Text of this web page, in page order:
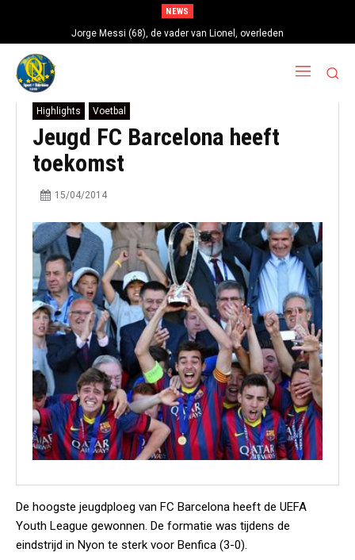
NEWS
Jorge Messi (68), de vader van Lionel, overleden
Highlights Voetbal
Jeugd FC Barcelona heeft
toekomst
15/04/2014
De hoogste jeugdploeg van FC Barcelona heeft de UEFA
Youth League gewonnen. De formatie was tijdens de
eindstrijd in Nyon te sterk voor Benfica (3-0).